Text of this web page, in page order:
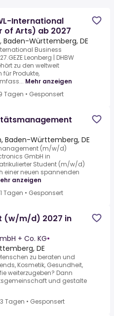
International
of Arts) ab 2027
Baden-Württemberg, DE
Business
Leonberg | DHBW
zu den weltweit
Produkte,
Mehr anzeigen
Tagen • Gesponsert
Baden-Württemberg, DE
(m/w/d)
GmbH in
Student (m/w/d)
einer neuen spannenden
anzeigen
Tagen • Gesponsert
(w/m/d) 2027 in
+ Co. KG•
DE
zu beraten und
Kosmetik, Gesundheit,
weiterzugeben? Dann
und gestalte
Tagen • Gesponsert